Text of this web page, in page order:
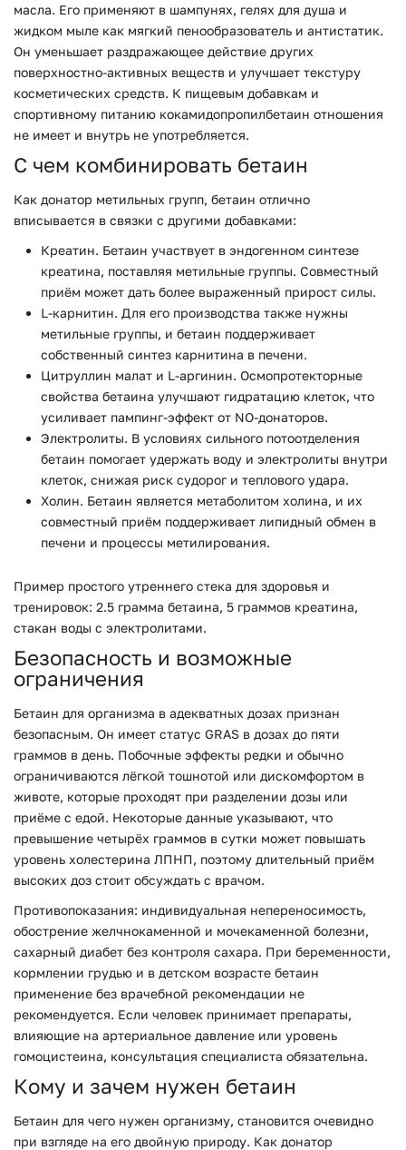
масла. Его применяют в шампунях, гелях для душа и
жидком мыле как мягкий пенообразователь и антистатик.
Он уменьшает раздражающее действие других
поверхностно-активных веществ и улучшает текстуру
косметических средств. К пищевым добавкам и
спортивному питанию кокамидопропилбетаин отношения
не имеет и внутрь не употребляется.
С чем комбинировать бетаин
Как донатор метильных групп, бетаин отлично
вписывается в связки с другими добавками:
Креатин. Бетаин участвует в эндогенном синтезе
креатина, поставляя метильные группы. Совместный
приём может дать более выраженный прирост силы.
L-карнитин. Для его производства также нужны
метильные группы, и бетаин поддерживает
собственный синтез карнитина в печени.
Цитруллин малат и L-аргинин. Осмопротекторные
свойства бетаина улучшают гидратацию клеток, что
усиливает пампинг-эффект от NO-донаторов.
Электролиты. В условиях сильного потоотделения
бетаин помогает удержать воду и электролиты внутри
клеток, снижая риск судорог и теплового удара.
Холин. Бетаин является метаболитом холина, и их
совместный приём поддерживает липидный обмен в
печени и процессы метилирования.
Пример простого утреннего стека для здоровья и
тренировок: 2.5 грамма бетаина, 5 граммов креатина,
стакан воды с электролитами.
Безопасность и возможные
ограничения
Бетаин для организма в адекватных дозах признан
безопасным. Он имеет статус GRAS в дозах до пяти
граммов в день. Побочные эффекты редки и обычно
ограничиваются лёгкой тошнотой или дискомфортом в
животе, которые проходят при разделении дозы или
приёме с едой. Некоторые данные указывают, что
превышение четырёх граммов в сутки может повышать
уровень холестерина ЛПНП, поэтому длительный приём
высоких доз стоит обсуждать с врачом.
Противопоказания: индивидуальная непереносимость,
обострение желчнокаменной и мочекаменной болезни,
сахарный диабет без контроля сахара. При беременности,
кормлении грудью и в детском возрасте бетаин
применение без врачебной рекомендации не
рекомендуется. Если человек принимает препараты,
влияющие на артериальное давление или уровень
гомоцистеина, консультация специалиста обязательна.
Кому и зачем нужен бетаин
Бетаин для чего нужен организму, становится очевидно
при взгляде на его двойную природу. Как донатор